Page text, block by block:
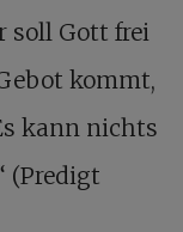
soll Gott frei
kommt,
kann nichts
(Predigt